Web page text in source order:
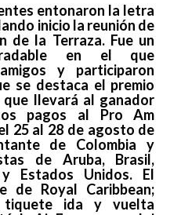
entonaron la letra
inicio la reunión de
de la Terraza. Fue un
en el que
y participaron
se destaca el premio
llevará al ganador
pagos al Pro Am
25 al 28 de agosto de
de Colombia y
de Aruba, Brasil,
Estados Unidos. El
de Royal Caribbean;
tiquete ida y vuelta